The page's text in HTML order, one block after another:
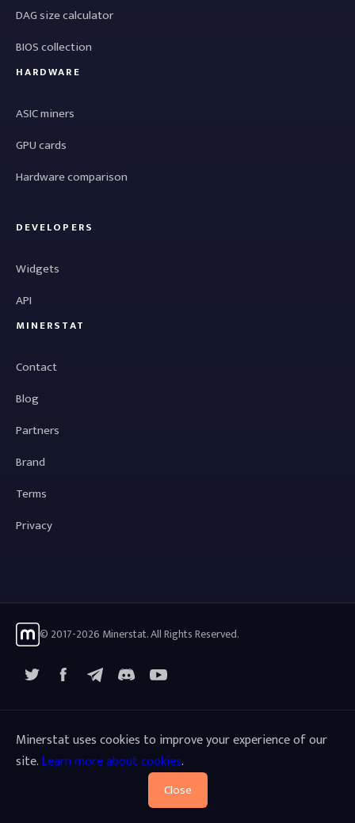
DAG size calculator
BIOS collection
HARDWARE
ASIC miners
GPU cards
Hardware comparison
DEVELOPERS
Widgets
API
MINERSTAT
Contact
Blog
Partners
Brand
Terms
Privacy
© 2017-2026 Minerstat. All Rights Reserved.
FacebookTelegramYouTube
Minerstat uses cookies to improve your experience of our
site.Learn more about cookies.
Close